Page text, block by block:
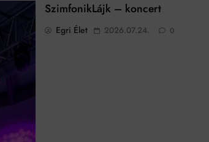
SzimfonikLájk – koncert
Egri Élet 2026.07.24. 0